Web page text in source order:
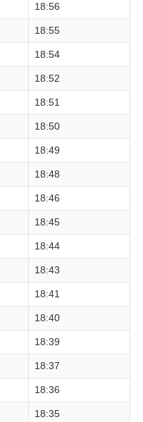
18:56
18:55
18:54
18:52
18:51
18:50
18:49
18:48
18:46
18:45
18:44
18:43
18:41
18:40
18:39
18:37
18:36
18:35